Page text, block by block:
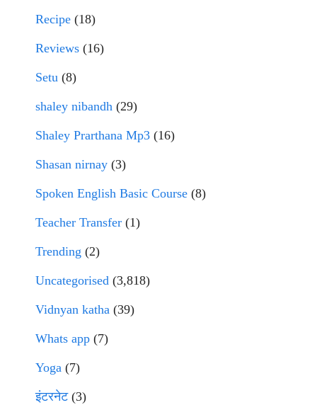
Recipe (18)
Reviews (16)
Setu (8)
shaley nibandh (29)
Shaley Prarthana Mp3 (16)
Shasan nirnay (3)
Spoken English Basic Course (8)
Teacher Transfer (1)
Trending (2)
Uncategorised (3,818)
Vidnyan katha (39)
Whats app (7)
Yoga (7)
इंटरनेट(3)